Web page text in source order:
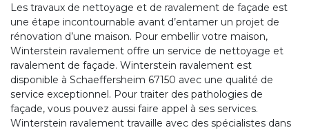
Les travaux de nettoyage et de ravalement de façade est
une étape incontournable avant d’entamer un projet de
rénovation d’une maison. Pour embellir votre maison,
Winterstein ravalement offre un service de nettoyage et
ravalement de façade. Winterstein ravalement est
disponible à Schaeffersheim 67150 avec une qualité de
service exceptionnel. Pour traiter des pathologies de
façade, vous pouvez aussi faire appel à ses services.
Winterstein ravalement travaille avec des spécialistes dans